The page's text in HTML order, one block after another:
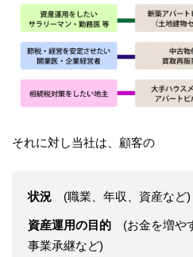
それに対し当社は、顧客の
状況 (職業、年収、資産など)
資産運用の目的 (お金を増や
事業承継など)